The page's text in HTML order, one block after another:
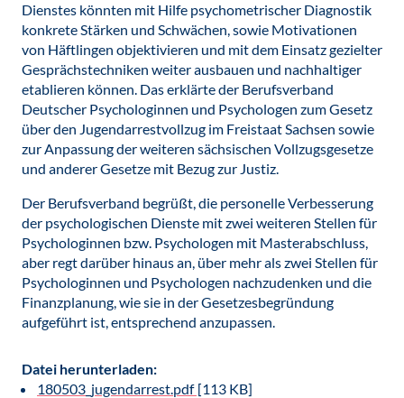
Dienstes könnten mit Hilfe psychometrischer Diagnostik
konkrete Stärken und Schwächen, sowie Motivationen
von Häftlingen objektivieren und mit dem Einsatz gezielter
Gesprächstechniken weiter ausbauen und nachhaltiger
etablieren können. Das erklärte der Berufsverband
Deutscher Psychologinnen und Psychologen zum Gesetz
über den Jugendarrestvollzug im Freistaat Sachsen sowie
zur Anpassung der weiteren sächsischen Vollzugsgesetze
und anderer Gesetze mit Bezug zur Justiz.
Der Berufsverband begrüßt, die personelle Verbesserung
der psychologischen Dienste mit zwei weiteren Stellen für
Psychologinnen bzw. Psychologen mit Masterabschluss,
aber regt darüber hinaus an, über mehr als zwei Stellen für
Psychologinnen und Psychologen nachzudenken und die
Finanzplanung, wie sie in der Gesetzesbegründung
aufgeführt ist, entsprechend anzupassen.
Datei herunterladen:
180503_jugendarrest.pdf [113 KB]